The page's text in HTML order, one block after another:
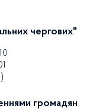
чергових"
громадян